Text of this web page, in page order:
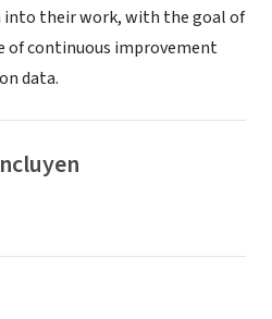
their work, with the goal of
of continuous improvement
data.